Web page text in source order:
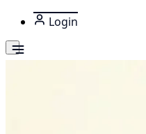
Login